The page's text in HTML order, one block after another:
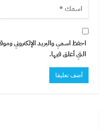
احفظ اسمي والبريد الإلكتروني
التي أعلق فيها.